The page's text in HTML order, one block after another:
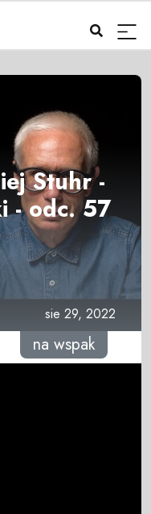
Stuhr -
- odc. 57
sie 29, 2022
na wspak